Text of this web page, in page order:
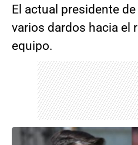
El actual presidente
varios dardos hacia el
equipo.